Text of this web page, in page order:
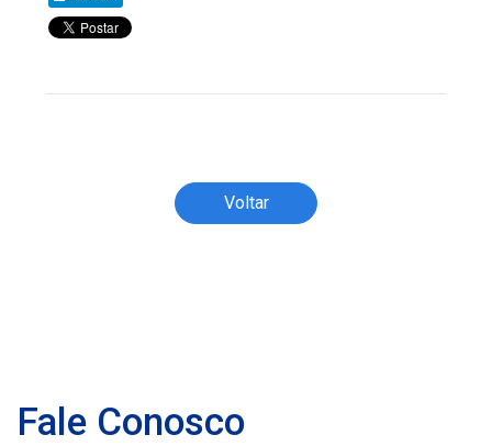
Voltar
Fale Conosco